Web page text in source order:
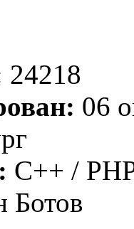
24218
06
C++ /
Ботов